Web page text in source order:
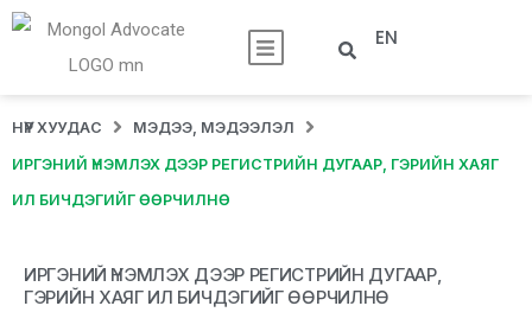
EN
НҮҮР ХУУДАС МЭДЭЭ, МЭДЭЭЛЭЛ
ИРГЭНИЙ ҮНЭМЛЭХ ДЭЭР РЕГИСТРИЙН ДУГААР, ГЭРИЙН ХАЯГ
ИЛ БИЧДЭГИЙГ ӨӨРЧИЛНӨ
ИРГЭНИЙ ҮНЭМЛЭХ ДЭЭР РЕГИСТРИЙН ДУГААР,
ГЭРИЙН ХАЯГ ИЛ БИЧДЭГИЙГ ӨӨРЧИЛНӨ